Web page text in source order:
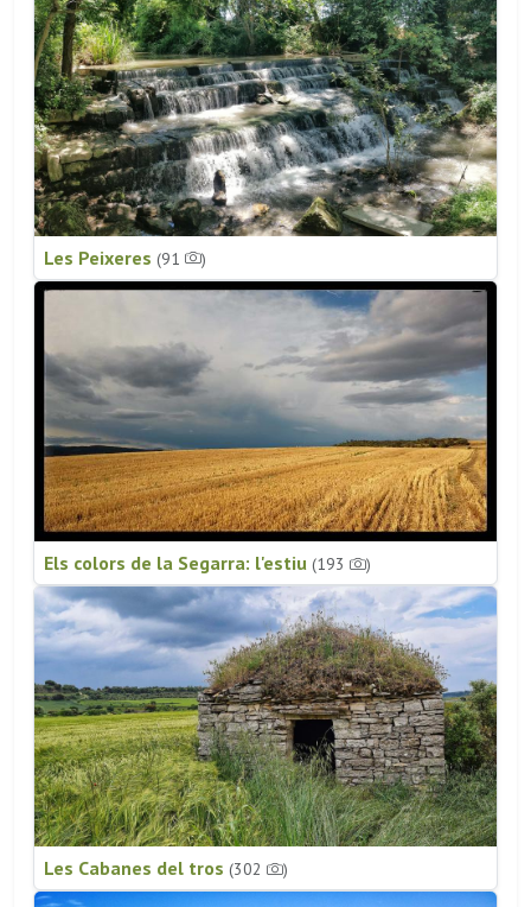
Les Peixeres (91 )
Els colors de la Segarra: l'estiu (193 )
Les Cabanes del tros (302 )